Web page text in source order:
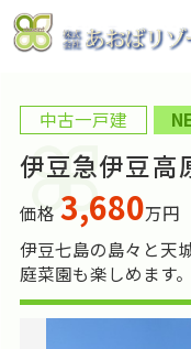
中古一戸建
伊豆急伊豆
価格 3,680万円
伊豆七島の島々と天
庭菜園も楽しめます。